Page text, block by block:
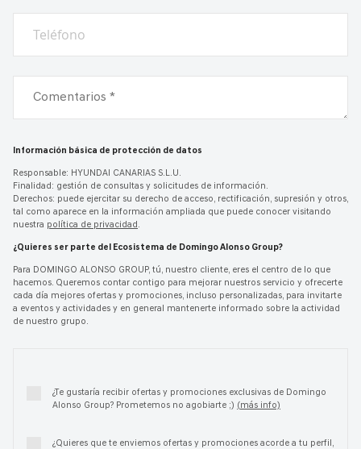
Información básica de protección de datos
Responsable: HYUNDAI CANARIAS S.L.U.
Finalidad: gestión de consultas y solicitudes de información.
Derechos: puede ejercitar su derecho de acceso, rectificación, supresión y otros,
tal como aparece en la información ampliada que puede conocer visitando
nuestra política de privacidad .
¿Quieres ser parte del Ecosistema de Domingo Alonso Group?
Para DOMINGO ALONSO GROUP, tú, nuestro cliente, eres el centro de lo que
hacemos. Queremos contar contigo para mejorar nuestros servicio y ofrecerte
cada día mejores ofertas y promociones, incluso personalizadas, para invitarte
a eventos y actividades y en general mantenerte informado sobre la actividad
de nuestro grupo.
¿Te gustaría recibir ofertas y promociones exclusivas de Domingo
Alonso Group? Prometemos no agobiarte ;) (más info)
¿Quieres que te enviemos ofertas y promociones acorde a tu perfil,